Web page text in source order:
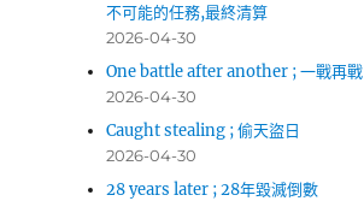
不可能的任務,最終清算
2026-04-30
One battle after another ; 一戰再戰
2026-04-30
Caught stealing ; 偷天盜日
2026-04-30
28 years later ; 28年毀滅倒數